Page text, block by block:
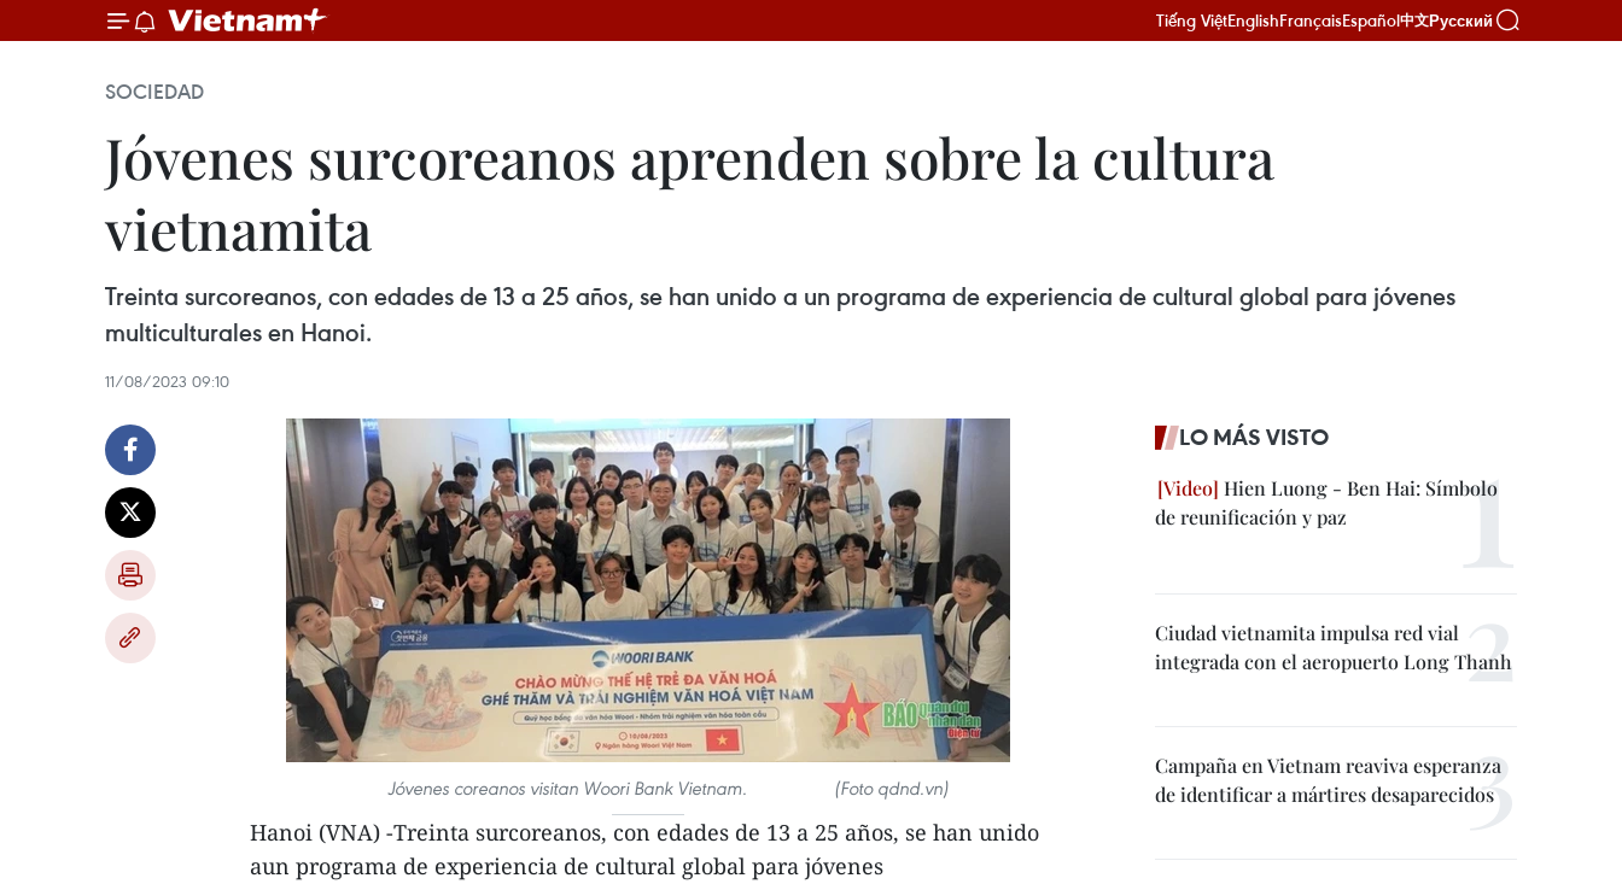
Tiếng ViệtEnglishFrançaisEspañol中文Русский
SOCIEDAD
Jóvenes surcoreanos aprenden sobre la cultura
vietnamita
Treinta surcoreanos, con edades de 13 a 25 años, se han unido a un programa de experiencia de cultural global para jóvenes
multiculturales en Hanoi.
11/08/2023 09:10
Jóvenes coreanos visitan Woori Bank Vietnam. (Foto qdnd.vn)
Hanoi (VNA) -Treinta surcoreanos, con edades de 13 a 25 años, se han unido
aun programa de experiencia de cultural global para jóvenes
LO MÁS VISTO
Hien Luong - Ben Hai: Símbolo
de reunificación y paz
Ciudad vietnamita impulsa red vial
integrada con el aeropuerto Long Thanh
Campaña en Vietnam reaviva esperanza
de identificar a mártires desaparecidos